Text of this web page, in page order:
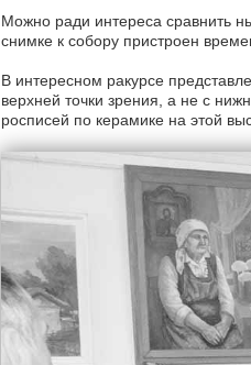
Можно ради интереса сравнить
снимке к собору пристроен
В интересном ракурсе
верхней точки зрения, а не с
росписей по керамике на этой